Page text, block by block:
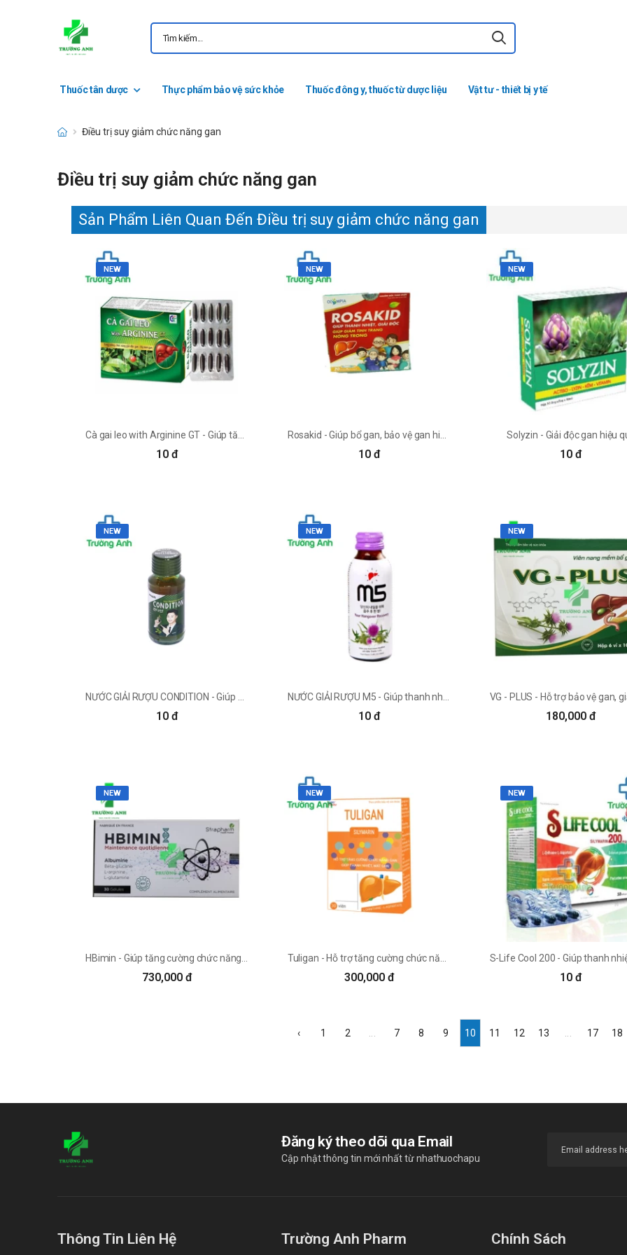
Thuốc tân dược Thực phẩm bảo vệ sức khỏe Thuốc đông y, thuốc từ dược liệu Vật tư - thiết bị y tế
Điều trị suy giảm chức năng gan
Điều trị suy giảm chức năng gan
Sản Phẩm Liên Quan Đến Điều trị suy giảm chức năng gan
NEW
10 đ
NEW
10 đ
NEW
Solyzin - Giải độc gan hiệu
10 đ
NEW
10 đ
NEW
10 đ
NEW
180,000 đ
NEW
HBimin - Giúp tăng cường chức năng gan hiệu quả của Ba Lan
730,000 đ
NEW
Tuligan - Hỗ trợ tăng cường chức năng gan hiệu quả của Diamond
300,000 đ
NEW
10 đ
‹ 1 2 ... 7 8 9 10 11 12 13 ... 17 18
Đăng ký theo dõi qua Email
Cập nhật thông tin mới nhất từ nhathuochapu
Thông Tin Liên Hệ Trường Anh Pharm Chính Sách